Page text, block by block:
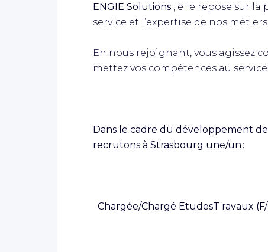
ENGIE Solutions , elle repose sur la
service et l’expertise de nos métiers.
En nous rejoignant, vous agissez
mettez vos compétences au
Dans le cadre du développement
recrutons à Strasbourg une/un :
Chargée/Chargé EtudesT ravaux